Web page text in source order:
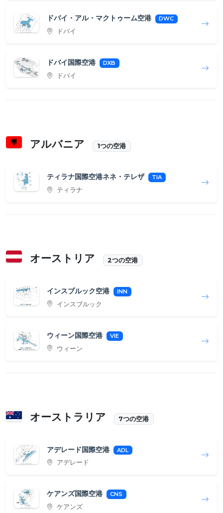
ドバイ・アル・マクトゥーム空港 DWC
ドバイ
ドバイ国際空港 DXB
ドバイ
アルバニア 1つの空港
ティラナ国際空港ネネ・テレザ TIA
ティラナ
オーストリア 2つの空港
インスブルック空港 INN
インスブルック
ウィーン国際空港 VIE
ウィーン
オーストラリア 7つの空港
アデレード国際空港 ADL
アデレード
ケアンズ国際空港 CNS
ケアンズ